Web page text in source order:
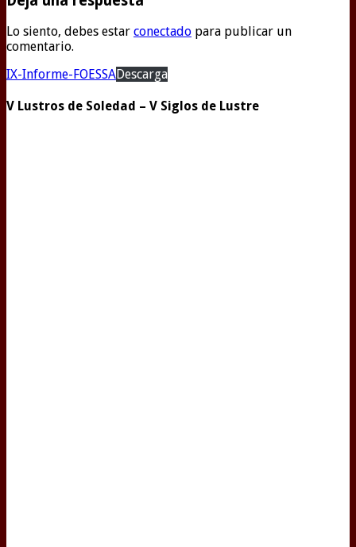
Lo siento, debes estar conectado para publicar un
comentario.
IX-Informe-FOESSADescarga
V Lustros de Soledad – V Siglos de Lustre